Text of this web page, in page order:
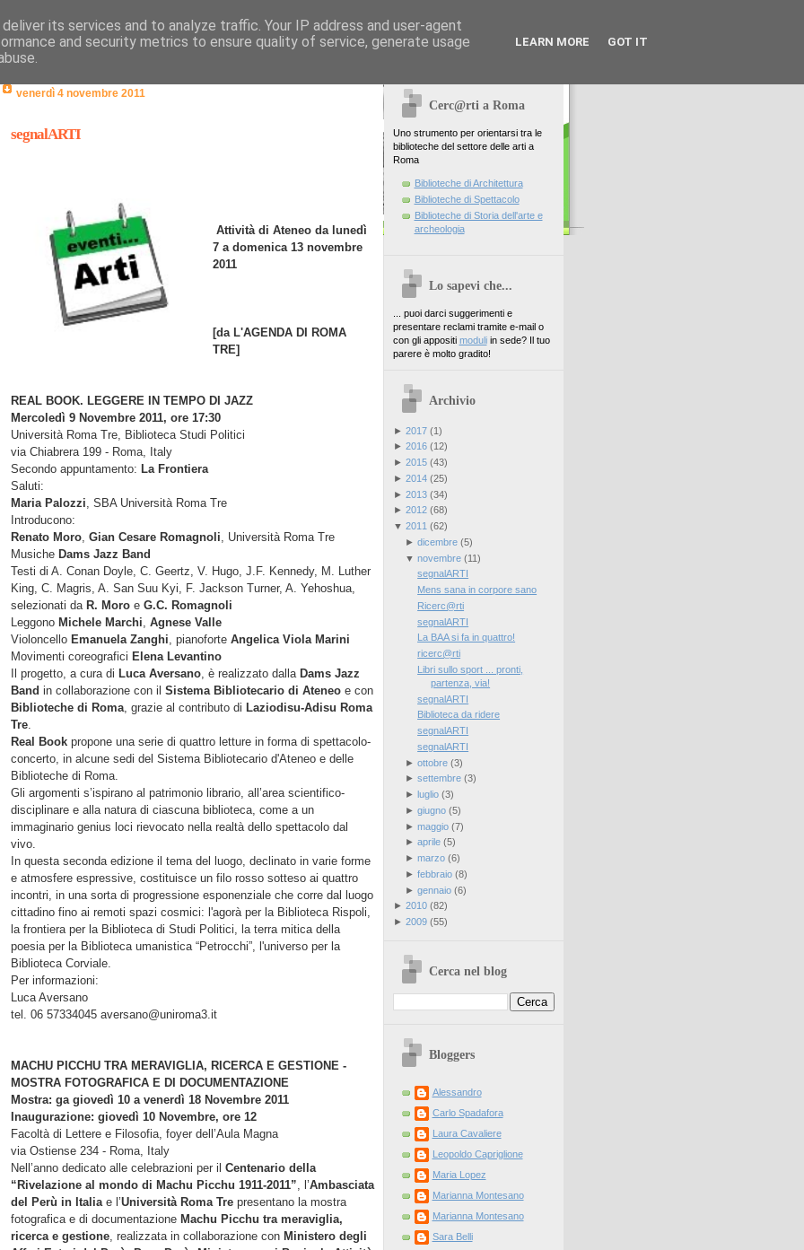
venerdì 4 novembre 2011
segnalARTI
Attività di Ateneo da lunedì
7 a domenica 13 novembre
2011
[da L'AGENDA DI ROMA
TRE]
REAL BOOK. LEGGERE IN TEMPO DI JAZZ
Mercoledì 9 Novembre 2011, ore 17:30
Università Roma Tre, Biblioteca Studi Politici
via Chiabrera 199 - Roma, Italy
Secondo appuntamento: La Frontiera
Saluti:
Maria Palozzi , SBA Università Roma Tre
Introducono:
Renato Moro, Gian Cesare Romagnoli , Università Roma Tre
Musiche Dams Jazz Band
Testi di A. Conan Doyle, C. Geertz, V. Hugo, J.F. Kennedy, M. Luther
King, C. Magris, A. San Suu Kyi, F. Jackson Turner, A. Yehoshua,
selezionati da R. Moro e G.C. Romagnoli
Leggono Michele Marchi Agnese Valle
Violoncello Emanuela Zanghi , pianoforte Angelica Viola Marini
Movimenti coreografici Elena Levantino
Il progetto, a cura di Luca Aversano, è realizzato dalla Dams Jazz
Band in collaborazione con il Sistema Bibliotecario di Ateneo e con
Biblioteche di Roma, grazie al contributo di Laziodisu-Adisu Roma
Tre.
Real Book propone una serie di quattro letture in forma di spettacolo-
concerto, in alcune sedi del Sistema Bibliotecario d'Ateneo e delle
Biblioteche di Roma.
Gli argomenti s’ispirano al patrimonio librario, all’area scientifico-
disciplinare e alla natura di ciascuna biblioteca, come a un
immaginario genius loci rievocato nella realtà dello spettacolo dal
vivo.
In questa seconda edizione il tema del luogo, declinato in varie forme
e atmosfere espressive, costituisce un filo rosso sotteso ai quattro
incontri, in una sorta di progressione esponenziale che corre dal luogo
cittadino fino ai remoti spazi cosmici: l'agorà per la Biblioteca Rispoli,
la frontiera per la Biblioteca di Studi Politici, la terra mitica della
poesia per la Biblioteca umanistica “Petrocchi”, l'universo per la
Biblioteca Corviale.
Per informazioni:
Luca Aversano
tel. 06 57334045 aversano@uniroma3.it
MACHU PICCHU TRA MERAVIGLIA, RICERCA E GESTIONE -
MOSTRA FOTOGRAFICA E DI DOCUMENTAZIONE
Mostra: ga giovedì 10 a venerdì 18 Novembre 2011
Inaugurazione: giovedì 10 Novembre, ore 12
Facoltà di Lettere e Filosofia, foyer dell’Aula Magna
via Ostiense 234 - Roma, Italy
Nell’anno dedicato alle celebrazioni per il Centenario della
“Rivelazione al mondo di Machu Picchu 1911-2011” , l’Ambasciata
del Perù in Italiae l’Università Roma Tre presentano la mostra
fotografica e di documentazione Machu Picchu tra meraviglia,
ricerca e gestione, realizzata in collaborazione con Ministero degli
Cerc@rti a Roma
Uno strumento per orientarsi tra le
biblioteche del settore delle arti a
Roma
Biblioteche di Architettura
Biblioteche di Spettacolo
Biblioteche di Storia dell'arte e
archeologia
Lo sapevi che...
... puoi darci suggerimenti e
presentare reclami tramite e-mail o
con gli appositi moduliin sede? Il tuo
parere è molto gradito!
Archivio
► 2017(1)
► 2016(12)
► 2015(43)
► 2014(25)
► 2013(34)
► 2012(68)
▼ 2011 (62)
► dicembre(5)
▼ novembre(11)
segnalARTI
Mens sana in corpore sano
Ricerc@rti
segnalARTI
La BAA si fa in quattro!
ricerc@rti
Libri sullo sport ... pronti,
partenza, via!
segnalARTI
Biblioteca da ridere
segnalARTI
segnalARTI
► ottobre(3)
► settembre(3)
► luglio(3)
► giugno(5)
► maggio(7)
► aprile(5)
► marzo(6)
► febbraio(8)
► gennaio(6)
► 2010(82)
► 2009(55)
Cerca nel blog
Bloggers
Alessandro
Carlo Spadafora
Laura Cavaliere
Leopoldo Capriglione
Maria Lopez
Marianna Montesano
Marianna Montesano
Sara Belli
its services and to analyze traffic. Your IP address and user-agent
and security metrics to ensure quality of service, generate usage
LEARN MORE GOT IT